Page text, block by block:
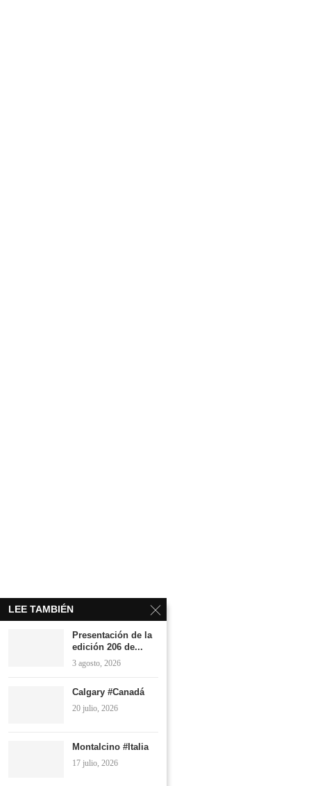
LEE TAMBIÉN
Presentación de la
edición 206 de...
3 agosto, 2026
Calgary #Canadá
20 julio, 2026
Montalcino #Italia
17 julio, 2026